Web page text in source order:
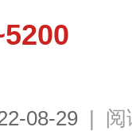
08-29 | 阅